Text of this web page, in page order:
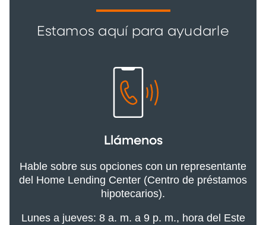
Estamos aquí para ayudarle
Llámenos
Hable sobre sus opciones con un representante
del Home Lending Center (Centro de préstamos
hipotecarios).
Lunes a jueves: 8 a. m. a 9 p. m., hora del Este